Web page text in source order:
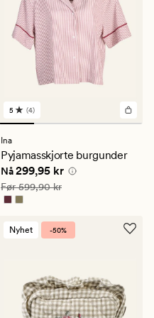
4
anmeldelser
med
en
gjennomsnittlig
vurdering
på
5
5 (4)
Ina
Pyjamasskjorte burgunder
Nåværende pris
Nå299,95 kr
Vanlig pris 599,90 kr
Før599,90 kr
Nyhet -50%